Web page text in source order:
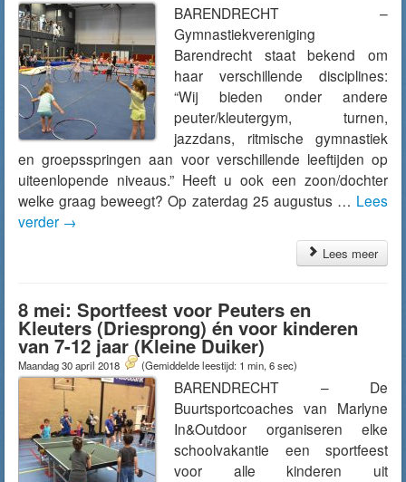
BARENDRECHT –
Gymnastiekvereniging
Barendrecht staat bekend om
haar verschillende disciplines:
“Wij bieden onder andere
peuter/kleutergym, turnen,
jazzdans, ritmische gymnastiek
en groepsspringen aan voor verschillende leeftijden op
uiteenlopende niveaus.” Heeft u ook een zoon/dochter
welke graag beweegt? Op zaterdag 25 augustus … Lees
verder →
Lees meer
8 mei: Sportfeest voor Peuters en
Kleuters (Driesprong) én voor kinderen
van 7-12 jaar (Kleine Duiker)
Maandag 30 april 2018 (Gemiddelde leestijd: 1 min, 6 sec)
BARENDRECHT – De
Buurtsportcoaches van Marlyne
In&Outdoor organiseren elke
schoolvakantie een sportfeest
voor alle kinderen uit